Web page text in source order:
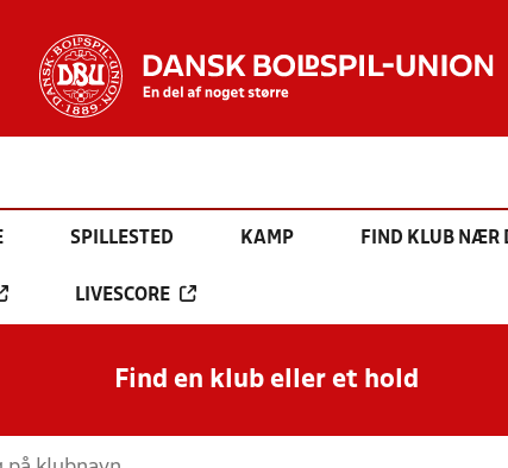
SPILLESTED KAMP FIND KLUB NÆR
LIVESCORE
Find en klub eller et hold